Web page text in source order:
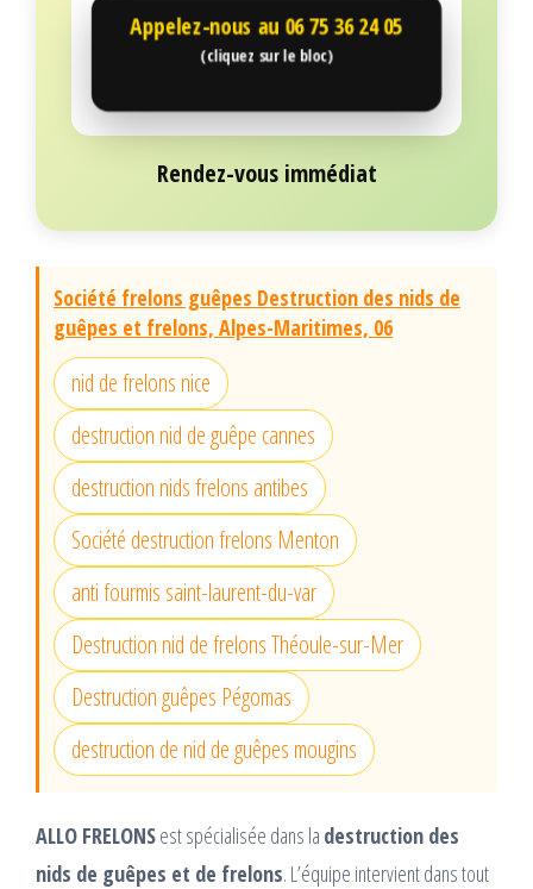
Appelez-nous au 06 75 36 24 05
(cliquez sur le bloc)
Rendez-vous immédiat
Société frelons guêpes Destruction des nids de
guêpes et frelons, Alpes-Maritimes, 06
nid de frelons nice
destruction nid de guêpe cannes
destruction nids frelons antibes
Société destruction frelons Menton
anti fourmis saint-laurent-du-var
Destruction nid de frelons Théoule-sur-Mer
Destruction guêpes Pégomas
destruction de nid de guêpes mougins
ALLO FRELONSest spécialisée dans la destruction des
nids de guêpes et de frelons. L’équipe intervient dans tout